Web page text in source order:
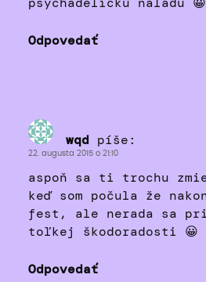
psychadelickú náladu 😀
Odpovedať
wqd píše:
22. augusta 2015 o 21:10
aspoň sa ti trochu
keď som počula že
fest, ale nerada sa
toľkej škodoradosti 😀
Odpovedať